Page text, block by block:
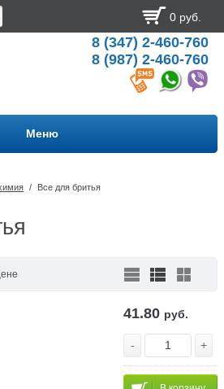
0 руб.
8 (347) 2-460-760
8 (987) 2-460-760
Меню
/ Все для бритья
41.80 руб.
- +